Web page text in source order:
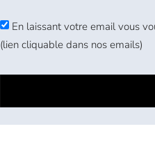
En laissant votre email vous
(lien cliquable dans nos emails)